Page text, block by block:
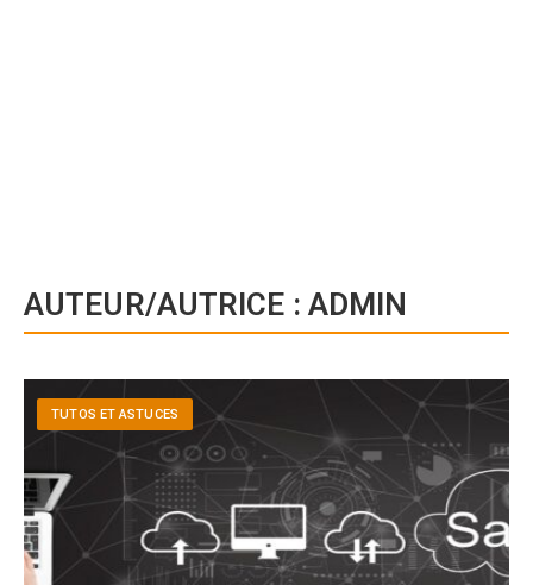
AUTEUR/AUTRICE : ADMIN
TUTOS ET ASTUCES